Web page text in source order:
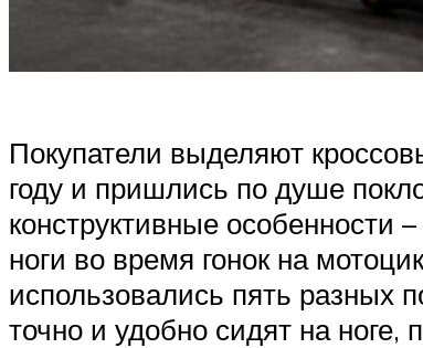
Покупатели выделяют
году и пришлись по душе
конструктивные
ноги во время гонок на
использовались пять разных
точно и удобно сидят на